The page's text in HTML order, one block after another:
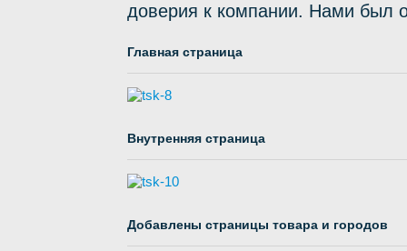
доверия к компании. Нами был
Главная страница
Внутренняя страница
Добавлены страницы товара и городов